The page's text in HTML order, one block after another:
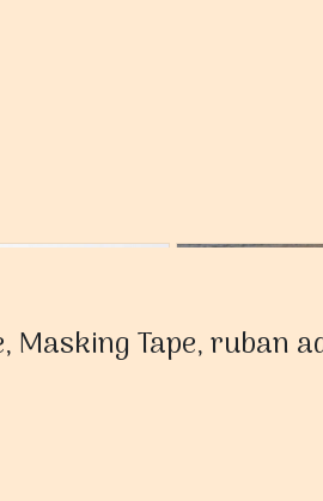
Masking Tape, ruban